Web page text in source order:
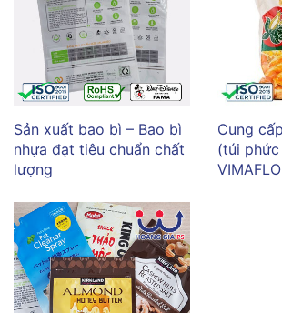
Sản xuất bao bì – Bao bì
nhựa đạt tiêu chuẩn chất
lượng
Cung
(túi